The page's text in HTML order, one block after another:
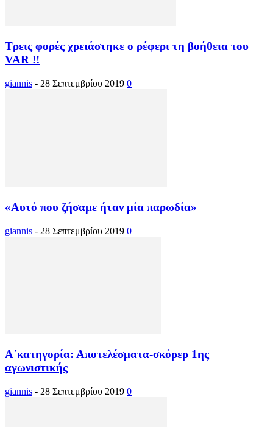
Τρεις φορές χρειάστηκε ο ρέφερι τη βοήθεια του
VAR !!
giannis - 28 Σεπτεμβρίου 2019 0
«Αυτό που ζήσαμε ήταν μία παρωδία»
giannis - 28 Σεπτεμβρίου 2019 0
Α΄κατηγορία: Αποτελέσματα-σκόρερ 1ης
αγωνιστικής
giannis - 28 Σεπτεμβρίου 2019 0